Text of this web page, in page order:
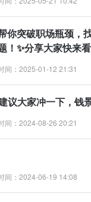
你突破职场瓶颈，
！✨分享大家快来
间：2025-01-12 21:31
议大家冲一下，钱
间：2024-08-26 20:21
间：2024-06-19 14:08